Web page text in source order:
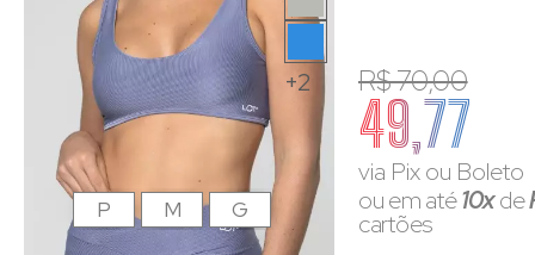
+2 R$ 70,00
49,77
via Pix ou Boleto
ou em até10xde
cartões
P M G